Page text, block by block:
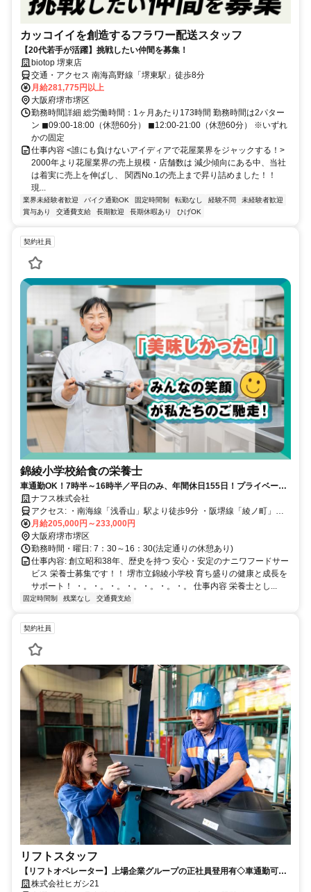
カッコイイを創造するフラワー配送スタッフ
【20代若手が活躍】挑戦したい仲間を募集！
biotop 堺東店
交通・アクセス 南海高野線「堺東駅」徒歩8分
月給281,775円以上
大阪府堺市堺区
勤務時間詳細 総労働時間：1ヶ月あたり173時間 勤務時間は2パター
ン ◼09:00-18:00（休憩60分） ◼12:00-21:00（休憩60分） ※いずれ
かの固定
仕事内容 <誰にも負けないアイディアで花屋業界をジャックする！>
2000年より花屋業界の売上規模・店舗数は 減少傾向にある中、当社
は着実に売上を伸ばし、 関西No.1の売上まで昇り詰めました！！
現...
業界未経験者歓迎 バイク通勤OK 固定時間制 転勤なし 経験不問
未経験者歓迎
賞与あり
交通費支給 長期歓迎 長期休暇あり ひげOK
契約社員
錦綾小学校給食の栄養士
車通勤OK！7時半～16時半／平日のみ、年間休日155日！プライベート
充実の栄養士募集！美味しい昼食付
ナフス株式会社
アクセス: ・南海線「浅香山」駅より徒歩9分 ・阪堺線「綾ノ町」駅
より徒歩6分 ・JR「浅香」駅より自転車で7分
月給205,000円～233,000円
大阪府堺市堺区
勤務時間・曜日: 7：30～16：30(法定通りの休憩あり)
仕事内容: 創立昭和38年、歴史を持つ 安心・安定のナニワフードサー
ビス 栄養士募集です！！ 堺市立錦綾小学校 育ち盛りの健康と成長を
サポート！ ・。・。・。・。・。・。・。 仕事内容 栄養士とし...
固定時間制 残業なし 交通費支給
契約社員
リフトスタッフ
【リフトオペレーター】上場企業グループの正社員登用有◇車通勤可◇
福利厚生充実◇勤務開始日相談OK
株式会社ヒガシ21